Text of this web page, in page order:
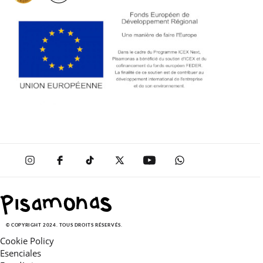
© COPYRIGHT 2024. TOUS DROITS RÉSERVÉS.
Cookie Policy
Esenciales